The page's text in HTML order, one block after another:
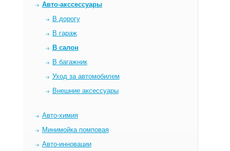
Авто-акссессуары
В дорогу
В гараж
В салон
В багажник
Уход за автомобилем
Внешние аксессуары
Авто-химия
Минимойка помповая
Авто-инновации